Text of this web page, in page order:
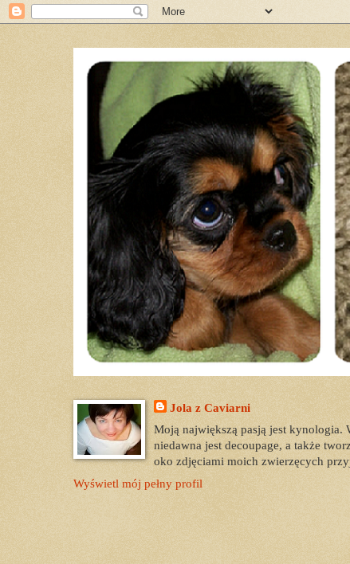
Jola z Caviarni
Moją największą pasją jest kynologia.
niedawna jest decoupage, a także
oko zdjęciami moich zwierzęcych
Wyświetl mój pełny profil